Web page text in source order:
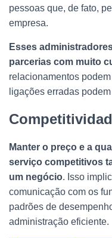
pessoas que, de fato,
empresa.
Esses
parcerias com muito
relacionamentos
ligações erradas
Manter o preço e a
serviço competitivos
um negócio. Isso
comunicação com os
padrões de
administração eficiente.